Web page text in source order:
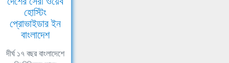
হোস্টিং
প্রোভাইডার ইন
বাংলাদেশ
দীর্ঘ ১৭ বছর বাংলাদেশে